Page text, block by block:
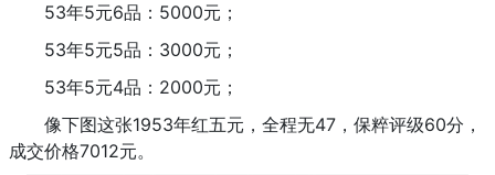
53年5元6品：5000元；
53年5元5品：3000元；
53年5元4品：2000元；
像下图这张1953年红五元，全程无47，保粹评级60分，
成交价格7012元。